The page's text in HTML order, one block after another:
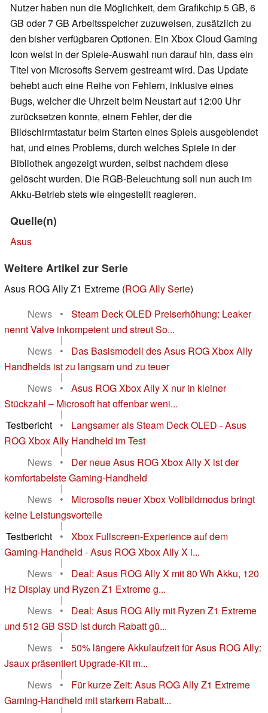
Nutzer haben nun die Möglichkeit, dem Grafikchip 5 GB, 6
GB oder 7 GB Arbeitsspeicher zuzuweisen, zusätzlich zu
den bisher verfügbaren Optionen. Ein Xbox Cloud Gaming
Icon weist in der Spiele-Auswahl nun darauf hin, dass ein
Titel von Microsofts Servern gestreamt wird. Das Update
behebt auch eine Reihe von Fehlern, inklusive eines
Bugs, welcher die Uhrzeit beim Neustart auf 12:00 Uhr
zurücksetzen konnte, einem Fehler, der die
Bildschirmtastatur beim Starten eines Spiels ausgeblendet
hat, und eines Problems, durch welches Spiele in der
Bibliothek angezeigt wurden, selbst nachdem diese
gelöscht wurden. Die RGB-Beleuchtung soll nun auch im
Akku-Betrieb stets wie eingestellt reagieren.
Quelle(n)
Asus
Weitere Artikel zur Serie
Asus ROG Ally Z1 Extreme (ROG Ally Serie)
News
•
Steam Deck OLED Preiserhöhung: Leaker
nennt Valve inkompetent und streut So...
|
News
•
Das Basismodell des Asus ROG Xbox Ally
Handhelds ist zu langsam und zu teuer
|
News
•
Asus ROG Xbox Ally X nur in kleiner
Stückzahl – Microsoft hat offenbar weni...
|
Testbericht
•
Langsamer als Steam Deck OLED - Asus
ROG Xbox Ally Handheld im Test
|
News
•
Der neue Asus ROG Xbox Ally X ist der
komfortabelste Gaming-Handheld
|
News
•
Microsofts neuer Xbox Vollbildmodus bringt
keine Leistungsvorteile
|
Testbericht
•
Xbox Fullscreen-Experience auf dem
Gaming-Handheld - Asus ROG Xbox Ally X i...
|
News
•
Deal: Asus ROG Ally X mit 80 Wh Akku, 120
Hz Display und Ryzen Z1 Extreme g...
|
News
•
Deal: Asus ROG Ally mit Ryzen Z1 Extreme
und 512 GB SSD ist durch Rabatt gü...
|
News
•
50% längere Akkulaufzeit für Asus ROG Ally:
Jsaux präsentiert Upgrade-Kit m...
|
News
•
Für kurze Zeit: Asus ROG Ally Z1 Extreme
Gaming-Handheld mit starkem Rabatt...